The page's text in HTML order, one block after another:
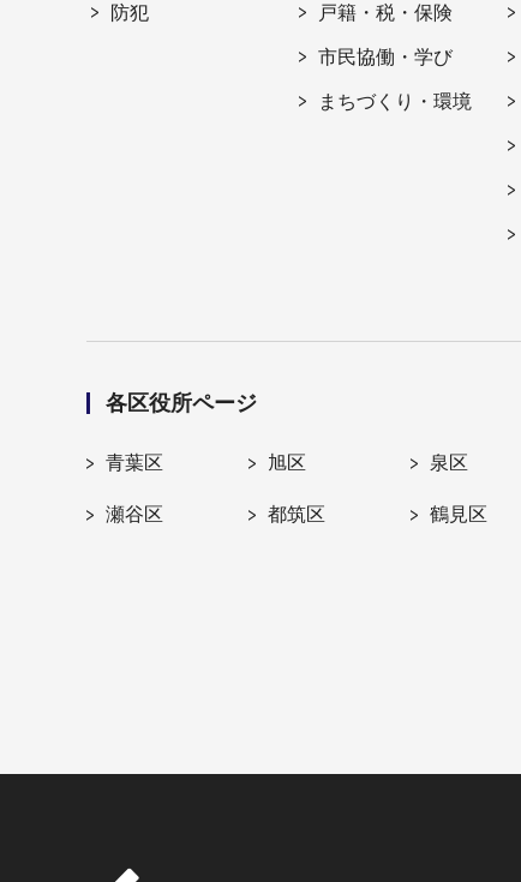
防犯 戸籍・税・保険
市民協働・学び
まちづくり・環境
各区役所ページ
青葉区 旭区 泉区
瀬谷区 都筑区 鶴見区